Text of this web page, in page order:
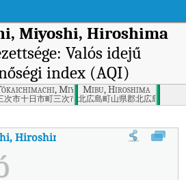
Miyoshi, Hiroshima
Valós idejű
index (AQI)
Miyoshi-shi, Hiroshima-ken
次市十日市町三次市
Mibu, Hiroshima
北広島町山県郡北広島町
Hiroshima Tokaichimachi,